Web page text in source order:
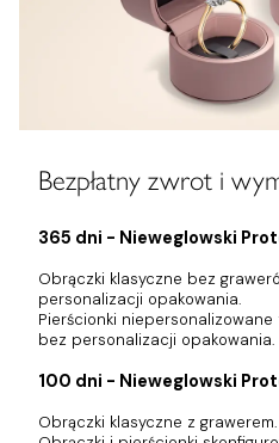
Bezpłatny zwrot i
365 dni - Nieweglowski
Obrączki klasyczne bez
personalizacji opakowania.
Pierścionki
bez personalizacji opakowania.
100 dni - Nieweglowski
Obrączki klasyczne z grawerem.